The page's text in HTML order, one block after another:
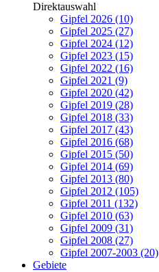
Direktauswahl
Gipfel 2026 (10)
Gipfel 2025 (27)
Gipfel 2024 (12)
Gipfel 2023 (15)
Gipfel 2022 (16)
Gipfel 2021 (9)
Gipfel 2020 (42)
Gipfel 2019 (28)
Gipfel 2018 (33)
Gipfel 2017 (43)
Gipfel 2016 (68)
Gipfel 2015 (50)
Gipfel 2014 (69)
Gipfel 2013 (80)
Gipfel 2012 (105)
Gipfel 2011 (132)
Gipfel 2010 (63)
Gipfel 2009 (31)
Gipfel 2008 (27)
Gipfel 2007-2003 (20)
Gebiete